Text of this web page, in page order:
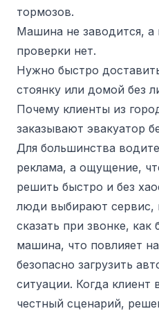
тормозов.
Машина не заводится, а
проверки нет.
Нужно быстро
стоянку или домой без
Почему клиенты из
заказывают эвакуатор
Для большинства
реклама, а ощущение,
решить быстро и без
люди выбирают сервис,
сказать при звонке, как
машина, что повлияет
безопасно загрузить
ситуации. Когда клиент
честный сценарий,